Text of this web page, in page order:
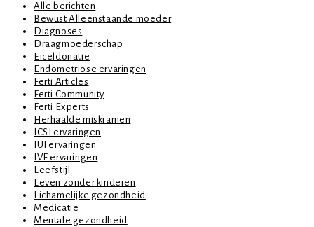
Alle berichten
Bewust Alleenstaande moeder
Diagnoses
Draagmoederschap
Eiceldonatie
Endometriose ervaringen
Ferti Articles
Ferti Community
Ferti Experts
Herhaalde miskramen
ICSI ervaringen
IUI ervaringen
IVF ervaringen
Leefstijl
Leven zonder kinderen
Lichamelijke gezondheid
Medicatie
Mentale gezondheid